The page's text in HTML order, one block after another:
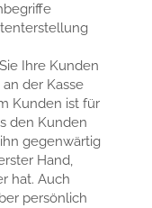
Ihre Kunden
der Kasse
Kunden ist für
den Kunden
gegenwärtig
Hand,
hat. Auch
persönlich